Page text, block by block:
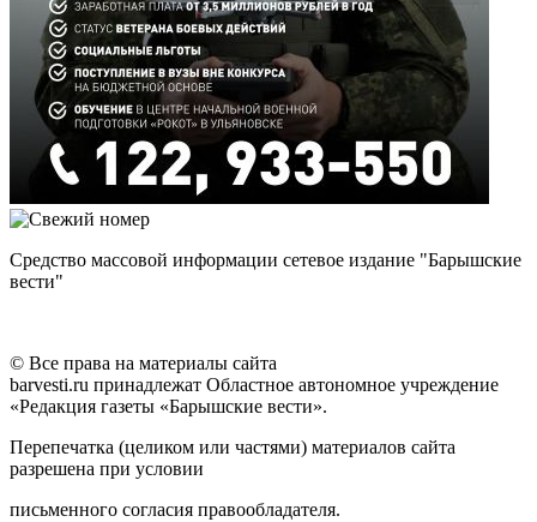
Средство массовой информации сетевое издание "Барышские
вести"
© Все права на материалы сайта
barvesti.ru принадлежат Областное автономное учреждение
«Редакция газеты «Барышские вести».
Перепечатка (целиком или частями) материалов сайта
разрешена при условии
письменного согласия правообладателя.